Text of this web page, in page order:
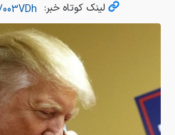
لینک کوتاه خبر: